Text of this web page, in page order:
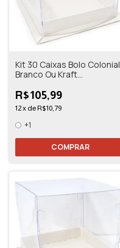
Kit 30 Caixas Bolo Colonial
Branco Ou Kraft
R$105,99
12x de R$10,79
+1
COMPRAR